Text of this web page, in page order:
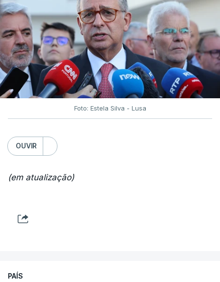
Foto: Estela Silva - Lusa
OUVIR
(em atualização)
PAÍS